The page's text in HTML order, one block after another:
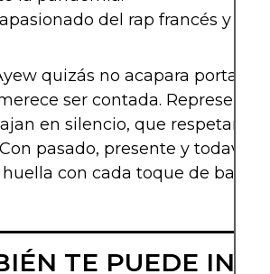
del rap francés y
quizás no acapara
ser contada. Representa
en silencio, que respetan
Con pasado, presente y todavía
con cada toque de balón.
TE PUEDE